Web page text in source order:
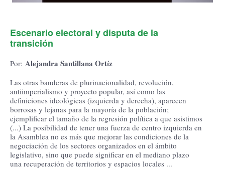
Escenario electoral y disputa de la
transición
Por: Alejandra Santillana Ortíz
Las otras banderas de plurinacionalidad, revolución,
antiimperialismo y proyecto popular, así como las
definiciones ideológicas (izquierda y derecha), aparecen
borrosas y lejanas para la mayoría de la población;
ejemplificar el tamaño de la regresión política a que asistimos
(...) La posibilidad de tener una fuerza de centro izquierda en
la Asamblea no es más que mejorar las condiciones de la
negociación de los sectores organizados en el ámbito
legislativo, sino que puede significar en el mediano plazo
una recuperación de territorios y espacios locales ...